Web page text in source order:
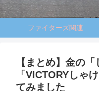
ファイターズ関連
【まとめ】金の
「VICTORYしゃ
てみました